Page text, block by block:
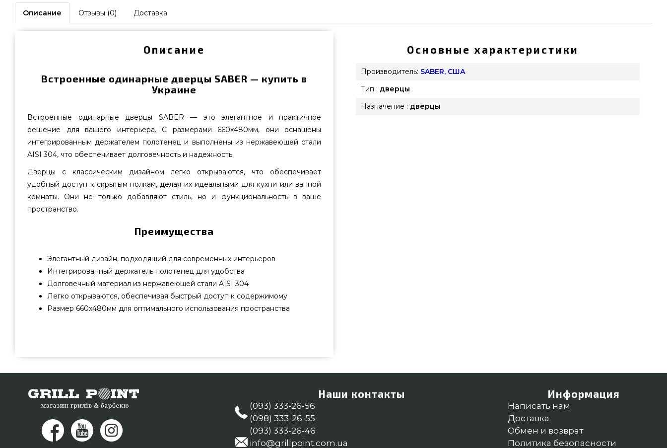
Описание Отзывы (0) Доставка
Описание
Встроенные одинарные дверцы SABER — купить в
Украине
Встроенные одинарные дверцы SABER — это элегантное и практичное
решение для вашего интерьера. С размерами 660х480мм, они оснащены
интегрированным держателем полотенец и выполнены из нержавеющей стали
AISI 304, что обеспечивает долговечность и надежность.
Дверцы с классическим дизайном легко открываются, что обеспечивает
удобный доступ к скрытым полкам, делая их идеальными для кухни или ванной
комнаты. Они не только добавляют стиль, но и функциональность в ваше
пространство.
Преимущества
Элегантный дизайн, подходящий для современных интерьеров
Интегрированный держатель полотенец для удобства
Долговечный материал из нержавеющей стали AISI 304
Легко открываются, обеспечивая быстрый доступ к содержимому
Размер 660х480мм для оптимального использования пространства
аксессуаров GrillPoint. Самые лучшие предложения на Комплектующие встраиваемые
грили в интернет каталоге grillpoint.com.ua Наберите нашим менеджерам по
Харьков, Киев, Винница
Основные характеристики
Производитель: SABER, США
Тип : дверцы
Назначение : дверцы
Наши контакты
(093) 333-26-56
(098) 333-26-55
(093) 333-26-46
info@grillpoint.com.ua
Информация
Написать нам
Доставка
Обмен и возврат
Политика безопасности